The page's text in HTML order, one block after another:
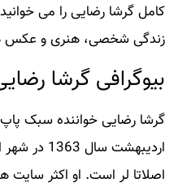
کامل گرشا رضایی را می
زندگی شخصی، هنری و عکس
بیوگرافی گرشا
اردیبهشت
اصلاتا لر است. او اکثر سایت